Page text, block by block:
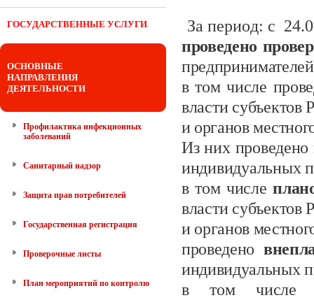
ГОСУДАРСТВЕННЫЕ УСЛУГИ
ОСНОВНЫЕ
НАПРАВЛЕНИЯ
ДЕЯТЕЛЬНОСТИ
Профилактика инфекционных
заболеваний
Санитарный надзор
Защита прав потребителей
Государственная регистрация
Проверочные листы
План мероприятий по контролю
За период: с
проведено
в том числе
власти субъектов
и органов
Из них проведено
индивидуальных
в том числе
власти
и органов
проведено
индивидуальных
в том числе